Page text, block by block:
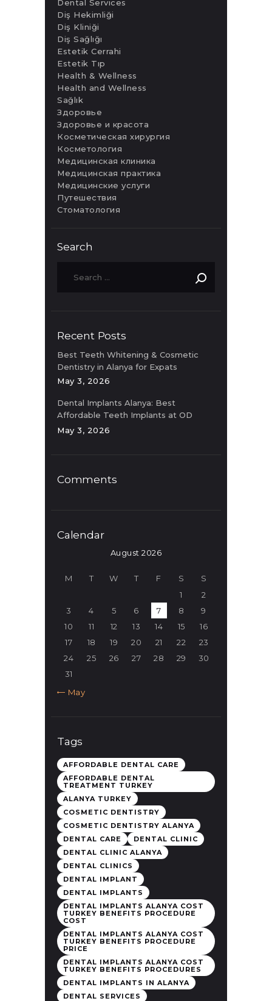
Dental Services
Diş Hekimliği
Diş Kliniği
Diş Sağlığı
Estetik Cerrahi
Estetik Tıp
Health & Wellness
Health and Wellness
Sağlık
Здоровье
Здоровье и красота
Косметическая хирургия
Косметология
Медицинская клиника
Медицинская практика
Медицинские услуги
Путешествия
Стоматология
Search
Recent Posts
Best Teeth Whitening & Cosmetic
Dentistry in Alanya for Expats
May 3, 2026
Dental Implants Alanya: Best
Affordable Teeth Implants at OD
Clinic
May 3, 2026
Comments
Calendar
August 2026
M T W T F S
S
1
2
3
4 5 6 7 8
9
10
11 12 13 14 15
16
17
18 19 20 21 22
23
24
25 26 27 28 29
30
31
« May
Tags
AFFORDABLE DENTAL CARE
AFFORDABLE DENTAL
TREATMENT TURKEY
ALANYA TURKEY
COSMETIC DENTISTRY
COSMETIC DENTISTRY ALANYA
DENTAL CARE
DENTAL CLINIC
DENTAL CLINIC ALANYA
DENTAL CLINICS
DENTAL IMPLANT
DENTAL IMPLANTS
DENTAL IMPLANTS ALANYA COST
TURKEY BENEFITS PROCEDURE
COST
DENTAL IMPLANTS ALANYA COST
TURKEY BENEFITS PROCEDURE
PRICE
DENTAL IMPLANTS ALANYA COST
TURKEY BENEFITS PROCEDURES
DENTAL IMPLANTS IN ALANYA
DENTAL SERVICES